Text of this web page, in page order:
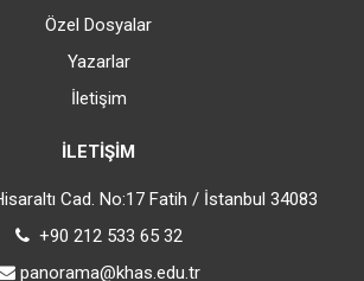
Özel Dosyalar
Yazarlar
İletişim
İLETIŞIM
Cad. No:17 Fatih / İstanbul 34083
+90 212 533 65 32
panorama@khas.edu.tr